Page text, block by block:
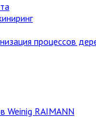
процессов
Weinig RAIMANN